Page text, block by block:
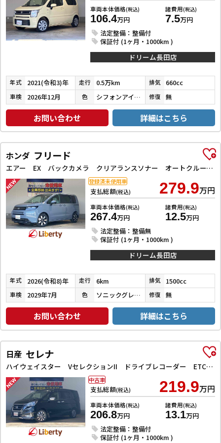
車両本体価格(税込)
106.4万円
諸費用(税込)
7.5万円
法定整備：整備付
保証付 (1ヶ月・1000km )
ドリーム長田店
年式 2021(令和3)年 走行 0.5万km 排気 660cc
車検 2026年12月 色 シフォンアイボリーメタリック 修復 無
お問い合わせ 詳細はこちら
ホンダ フリード
エアー EX バックカメラ クリアランスソナー オートクルーズコントロール レーンアシスト 衝突被害軽減システム 両側電動スライドドア オートライト LEDヘッドランプ スマートキー 電動格納ミラー シートヒーター
支払総額(税込) 279.9万円
車両本体価格(税込)
267.4万円
諸費用(税込)
12.5万円
法定整備：整備無
保証付 (1ヶ月・1000km )
登録済未使用車
ドリーム長田店
年式 2026(令和8)年 走行 6km 排気 1500cc
車検 2029年7月 色 ソニックグレーパール 修復 無
お問い合わせ 詳細はこちら
日産 セレナ
ハイウェイスター VセレクションII ドライブレコーダー ETC 全周囲カメラ ナビ TV クリアランスソナー オートクルーズコントロール パークアシスト 衝突被害軽減システム 両側電動スライドドア オートライト LEDヘッドランプ
支払総額(税込) 219.9万円
車両本体価格(税込)
206.8万円
諸費用(税込)
13.1万円
法定整備：整備付
保証付 (1ヶ月・1000km )
中古車